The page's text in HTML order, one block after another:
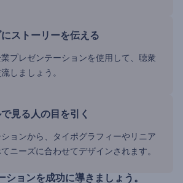
ストーリーを伝える
プレゼンテーションを使用して、聴衆
しましょう。
見る人の目を引く
ョンから、タイポグラフィーやリニア
ニーズに合わせてデザインされます。
ションを成功に導きましょう。